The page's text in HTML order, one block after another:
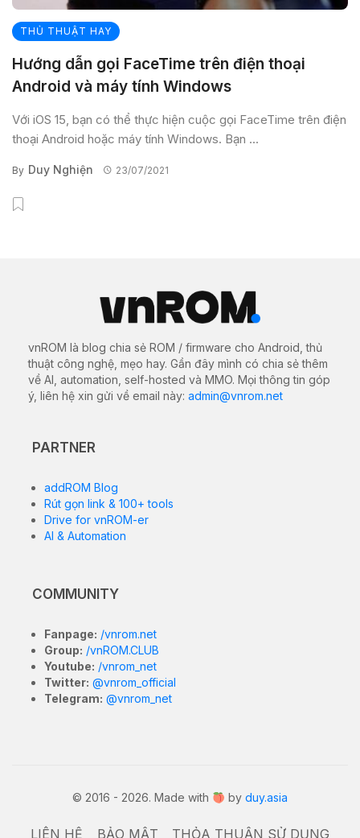
THỦ THUẬT HAY
Hướng dẫn gọi FaceTime trên điện thoại
Android và máy tính Windows
Với iOS 15, bạn có thể thực hiện cuộc gọi FaceTime trên điện
thoại Android hoặc máy tính Windows. Bạn ...
By Duy Nghiện 23/07/2021
vnROM là blog chia sẻ ROM / firmware cho Android, thủ
thuật công nghệ, mẹo hay. Gần đây mình có chia sẻ thêm
về AI, automation, self-hosted và MMO. Mọi thông tin góp
ý, liên hệ xin gửi về email này: admin@vnrom.net
PARTNER
addROM Blog
Rút gọn link & 100+ tools
Drive for vnROM-er
AI & Automation
COMMUNITY
Fanpage: /vnrom.net
Group: /vnROM.CLUB
Youtube: /vnrom_net
Twitter: @vnrom_official
Telegram: @vnrom_net
© 2016 - 2026. Made with by duy.asia
LIÊN HỆ BẢO MẬT THỎA THUẬN SỬ DỤNG